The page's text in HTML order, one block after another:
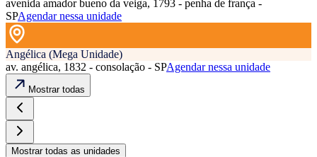
avenida amador bueno da veiga, 1793 - penha de frança -
SPAgendar nessa unidade
Angélica (Mega Unidade)
av. angélica, 1832 - consolação - SPAgendar nessa unidade
Mostrar todas
Mostrar todas as unidades